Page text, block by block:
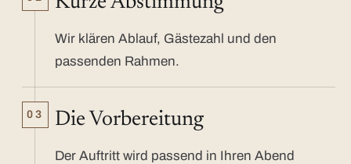
Wir klären Ablauf, Gästezahl und den
passenden Rahmen.
03 Die Vorbereitung
Der Auftritt wird passend in Ihren Abend